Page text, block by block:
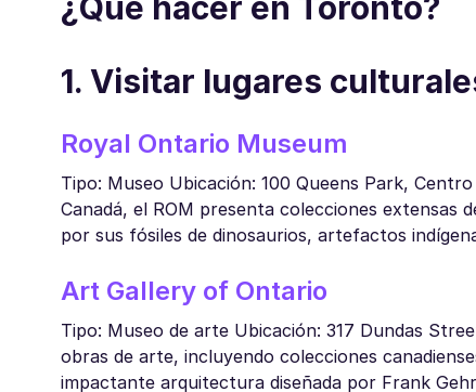
¿Qué hacer en Toronto?
1. Visitar lugares
Royal Ontario Museum
Tipo: Museo Ubicación: 100 Queens Park,
Canadá, el ROM presenta colecciones extensas
por sus fósiles de dinosaurios, artefactos
Art Gallery of Ontario
Tipo: Museo de arte Ubicación: 317 Dundas
obras de arte, incluyendo colecciones
impactante arquitectura diseñada por Frank